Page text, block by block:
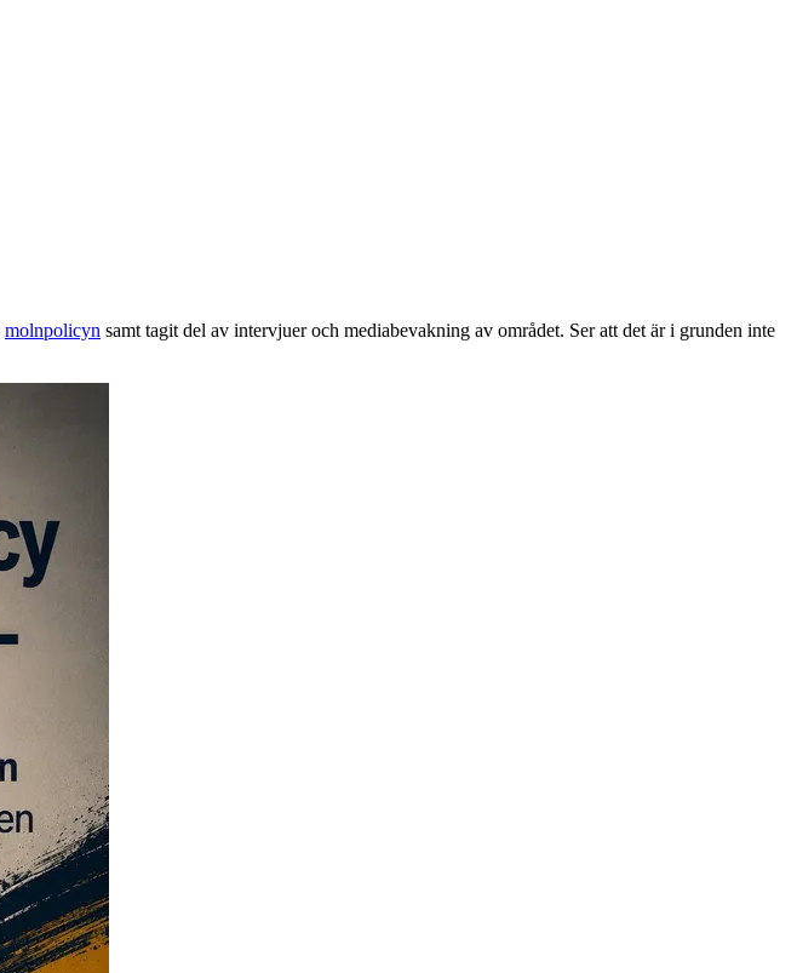
molnpolicyn samt tagit del av intervjuer och mediabevakning av området. Ser att det är i grunden inte